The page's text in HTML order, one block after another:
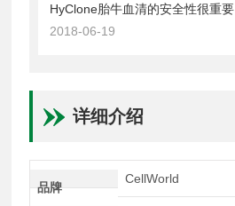
HyClone胎牛血清的安全性很重要
2018-06-19
详细介绍
品牌
CellWorld